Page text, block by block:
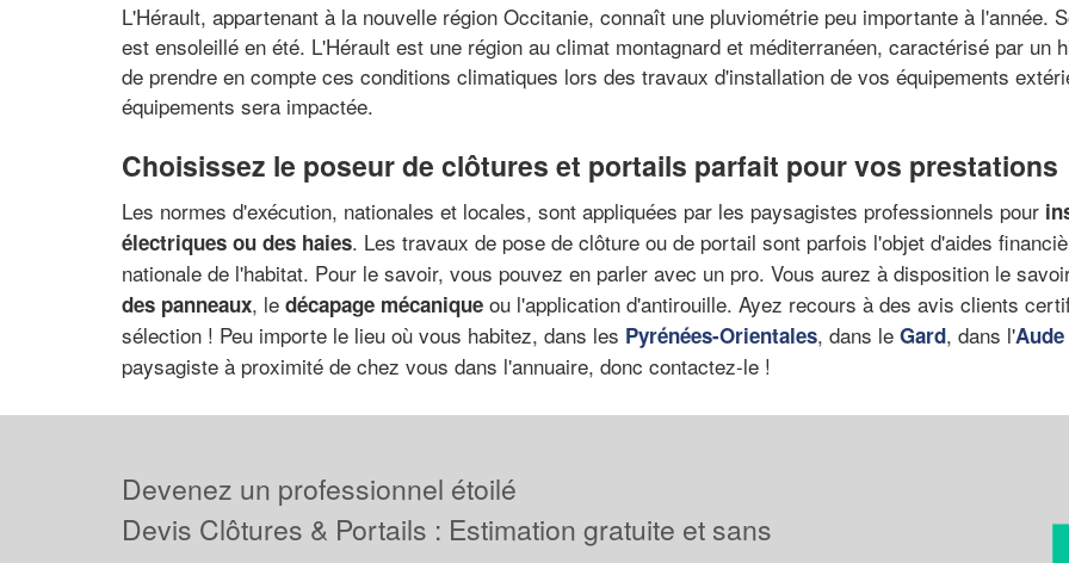
L'Hérault, appartenant à la nouvelle région Occitanie, connaît une pluviométrie peu importante à l'année.
est ensoleillé en été. L'Hérault est une région au climat montagnard et méditerranéen, caractérisé par un
de prendre en compte ces conditions climatiques lors des travaux d'installation de vos équipements
équipements sera impactée.
Choisissez le poseur de clôtures et portails parfait pour vos prestations
Les normes d'exécution, nationales et locales, sont appliquées par les paysagistes professionnels pour
électriques ou des haies. Les travaux de pose de clôture ou de portail sont parfois l'objet d'aides
nationale de l'habitat. Pour le savoir, vous pouvez en parler avec un pro. Vous aurez à disposition le
des panneaux, le décapage mécanique ou l'application d'antirouille. Ayez recours à des avis clients
sélection ! Peu importe le lieu où vous habitez, dans les Pyrénées-Orientales, dans le Gard, dans l'Aude
paysagiste à proximité de chez vous dans l'annuaire, donc contactez-le !
Devenez un professionnel étoilé
Devis Clôtures & Portails : Estimation gratuite et sans